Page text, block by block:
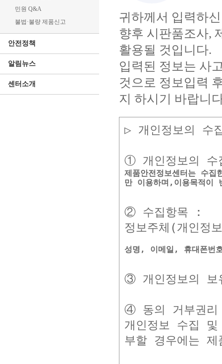
민원 Q&A
불법·불량 제품신고
안전정책
알림뉴스
센터소개
귀하께서 입력하
향후 시판품조사,
활용될 것입니다.
입력된 정보는 사
것으로 정보입력
지 하시기 바랍니
▷ 개인정보의 수
제품안전정보센터는 수
만 이용하며,이용목적이
② 수집항목 :
③ 개인정보의
④ 동의 거부권
개인정보 수집
부할 경우에는 제